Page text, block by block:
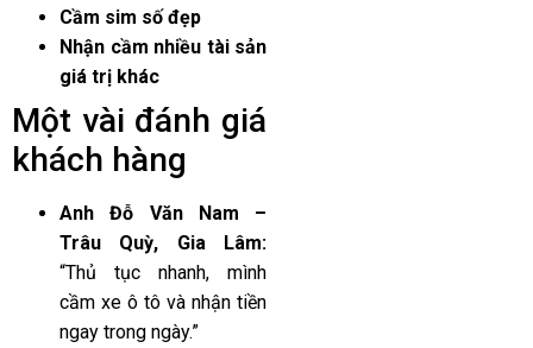
Cầm sim số đẹp
Nhận cầm nhiều tài sản
giá trị khác
Một vài đánh giá
khách hàng
Anh Đỗ Văn Nam –
Trâu Quỳ, Gia Lâm:
“Thủ tục nhanh, mình
cầm xe ô tô và nhận tiền
ngay trong ngày.”